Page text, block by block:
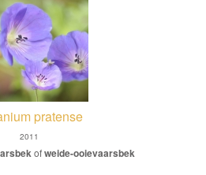
pratense
2011
ofweide-ooievaarsbek